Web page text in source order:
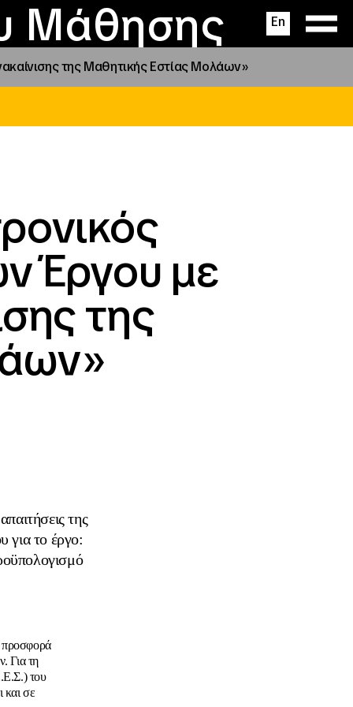
Μάθησης En
της Μαθητικής Εστίας Μολάων»
Έργου με
της
της
για το έργο:
προσφορά
Για τη
του
και σε